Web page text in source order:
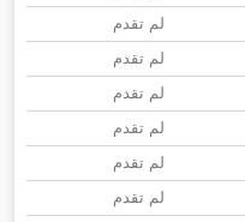
لم تقدم
لم تقدم
لم تقدم
لم تقدم
لم تقدم
لم تقدم